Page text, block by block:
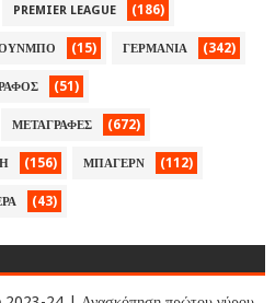
PREMIER LEAGUE (186)
(15) ΓΕΡΜΑΝΙΑ (342)
(51)
ΜΕΤΑΓΡΑΦΕΣ (672)
(156) ΜΠΑΓΕΡΝ (112)
(43)